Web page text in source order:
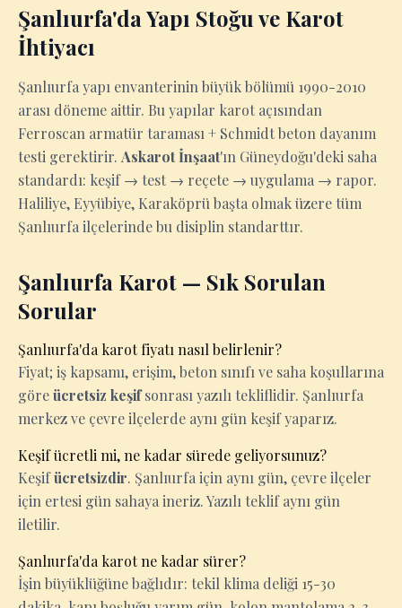
Şanlıurfa'da Yapı Stoğu ve Karot
İhtiyacı
Şanlıurfa yapı envanterinin büyük bölümü 1990-2010
arası döneme aittir. Bu yapılar karot açısından
Ferroscan armatür taraması + Schmidt beton dayanım
testi gerektirir. Askarot İnşaat'ın Güneydoğu'deki saha
standardı: keşif → test → reçete → uygulama → rapor.
Haliliye, Eyyübiye, Karaköprü başta olmak üzere tüm
Şanlıurfa ilçelerinde bu disiplin standarttır.
Şanlıurfa Karot — Sık Sorulan
Sorular
Şanlıurfa'da karot fiyatı nasıl belirlenir?
Fiyat; iş kapsamı, erişim, beton sınıfı ve saha koşullarına
göreücretsiz keşifsonrası yazılı tekliflidir. Şanlıurfa
merkez ve çevre ilçelerde aynı gün keşif yaparız.
Keşif ücretli mi, ne kadar sürede geliyorsunuz?
Keşifücretsizdir. Şanlıurfa için aynı gün, çevre ilçeler
için ertesi gün sahaya ineriz. Yazılı teklif aynı gün
iletilir.
Şanlıurfa'da karot ne kadar sürer?
İşin büyüklüğüne bağlıdır: tekil klima deliği 15-30